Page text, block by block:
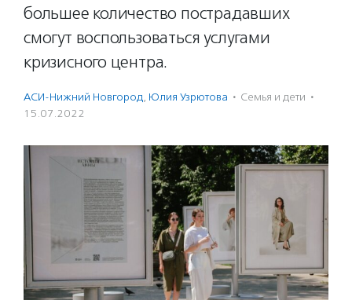
большее количество пострадавших
смогут воспользоваться услугами
кризисного центра.
АСИ-Нижний Новгород, Юлия Узрютова · Семья и дети ·
15.07.2022